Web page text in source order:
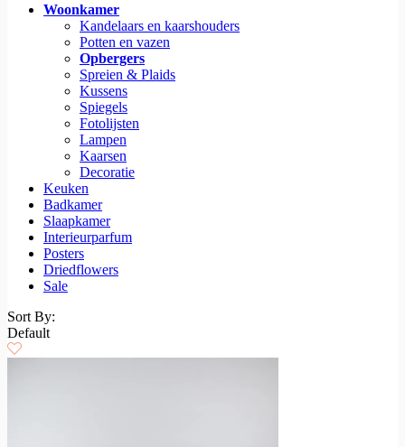
Woonkamer
Kandelaars en kaarshouders
Potten en vazen
Opbergers
Spreien & Plaids
Kussens
Spiegels
Fotolijsten
Lampen
Kaarsen
Decoratie
Keuken
Badkamer
Slaapkamer
Interieurparfum
Posters
Driedflowers
Sale
Sort By:
Default